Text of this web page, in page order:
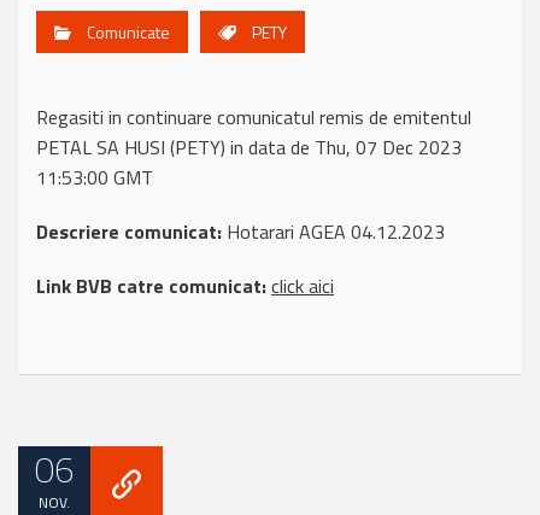
Comunicate PETY
Regasiti in continuare comunicatul remis de emitentul
PETAL SA HUSI (PETY) in data de Thu, 07 Dec 2023
11:53:00 GMT
Descriere comunicat: Hotarari AGEA 04.12.2023
Link BVB catre comunicat:click aici
06
NOV.